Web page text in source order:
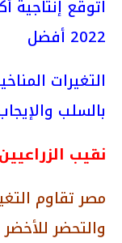
اتوقع
2022 أفضل
التغيرات
بالسلب
نقيب
مصر تقاوم
والتحضر للأخضر